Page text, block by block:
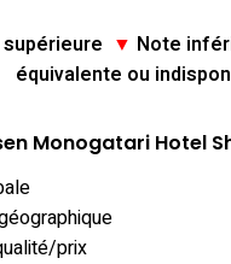
▼ Note
équivalente ou
Monogatari Hotel
prix